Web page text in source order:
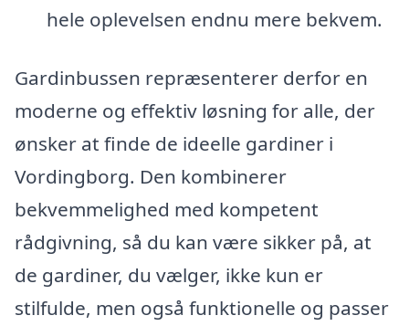
hele oplevelsen endnu mere bekvem.
Gardinbussen repræsenterer derfor en
moderne og effektiv løsning for alle, der
ønsker at finde de ideelle gardiner i
Vordingborg. Den kombinerer
bekvemmelighed med kompetent
rådgivning, så du kan være sikker på, at
de gardiner, du vælger, ikke kun er
stilfulde, men også funktionelle og passer